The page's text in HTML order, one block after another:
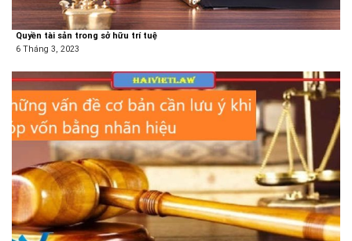
Quyền tài sản trong sở hữu trí tuệ
6 Tháng 3, 2023